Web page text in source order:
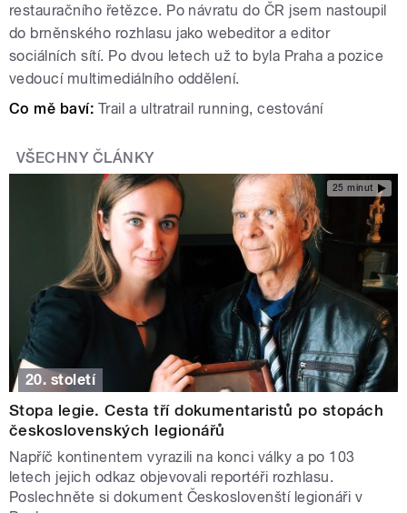
restauračního řetězce. Po návratu do ČR jsem nastoupil
do brněnského rozhlasu jako webeditor a editor
sociálních sítí. Po dvou letech už to byla Praha a pozice
vedoucí multimediálního oddělení.
Co mě baví: Trail a ultratrail running, cestování
VŠECHNY ČLÁNKY
25 minut
20. století
Stopa legie. Cesta tří dokumentaristů po stopách
československých legionářů
Napříč kontinentem vyrazili na konci války a po 103
letech jejich odkaz objevovali reportéři rozhlasu.
Poslechněte si dokument Českoslovenští legionáři v